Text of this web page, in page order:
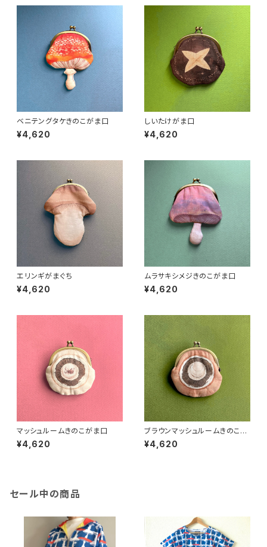
ベニテングタケきのこがま口
¥4,620
しいたけがま口
¥4,620
エリンギがまぐち
¥4,620
ムラサキシメジきのこがま口
¥4,620
マッシュルームきのこがま口
¥4,620
ブラウンマッシュルームきのこが
ま口
¥4,620
セール中の商品